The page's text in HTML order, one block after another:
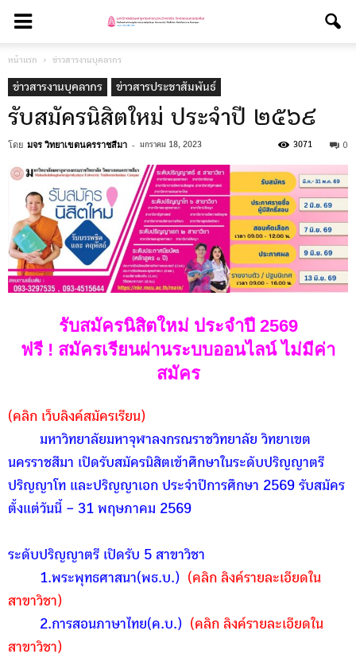
หน้าแรก ข่าวสารงานบุคลากร
ข่าวสารงานบุคลากร ข่าวสารประชาสัมพันธ์
รับสมัครนิสิตใหม่ ประจำปี ๒๕๖๙
โดย มจร วิทยาเขตนครราชสีมา - มกราคม 18, 2023 0
3071
รับสมัครนิสิตใหม่ ประจำปี 2569
ฟรี ! สมัครเรียนผ่านระบบออนไลน์ ไม่มีค่า
สมัคร
(คลิก เว็บลิงค์สมัครเรียน)
มหาวิทยาลัยมหาจุฬาลงกรณราชวิทยาลัย วิทยาเขต
นครราชสีมา เปิดรับสมัครนิสิตเข้าศึกษาในระดับปริญญาตรี
ปริญญาโท และปริญญาเอก ประจำปีการศึกษา 2569 รับสมัคร
ตั้งแต่วันนี้ – 31 พฤษภาคม 2569
ระดับปริญญาตรี เปิดรับ 5 สาขาวิชา
1.พระพุทธศาสนา(พธ.บ.) (คลิก ลิงค์รายละเอียดใน
สาขาวิชา)
2.การสอนภาษาไทย(ค.บ.) (คลิก ลิงค์รายละเอียดใน
สาขาวิชา)